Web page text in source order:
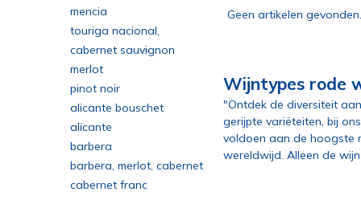
Jaen
mencia
touriga nacional,
aragonez, alicante bouschet
cabernet sauvignon
merlot
pinot noir
alicante bouschet
alicante
bouschet,trincadeira
barbera
barbera, merlot, cabernet
sauvignon
cabernet franc
Geen artikelen gevonden.
Wijntypes rode
"Ontdek de diversiteit
gerijpte variëteiten, bij
voldoen aan de hoogste
wereldwijd. Alleen de